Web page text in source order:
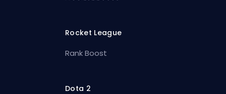
Rocket League
Rank Boost
Dota 2